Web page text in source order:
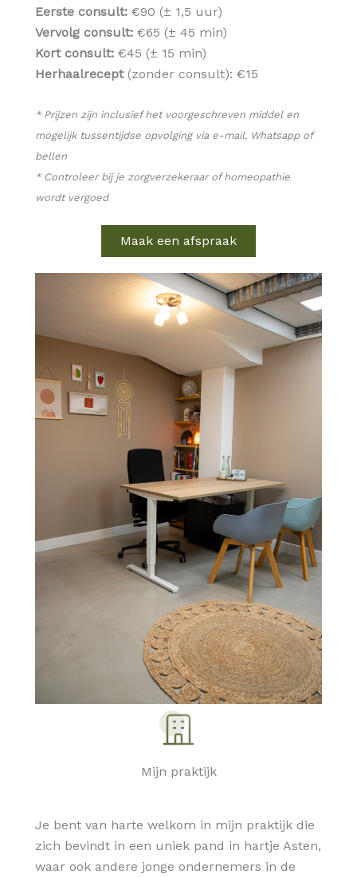
Eerste consult: €90 (± 1,5 uur)
Vervolg consult: €65 (± 45 min)
Kort consult: €45 (± 15 min)
Herhaalrecept (zonder consult): €15
* Prijzen zijn inclusief het voorgeschreven middel en
mogelijk tussentijdse opvolging via e-mail, Whatsapp of
bellen
* Controleer bij je zorgverzekeraar of homeopathie
wordt vergoed
Maak een afspraak
Mijn praktijk
Je bent van harte welkom in mijn praktijk die
zich bevindt in een uniek pand in hartje Asten,
waar ook andere jonge ondernemers in de